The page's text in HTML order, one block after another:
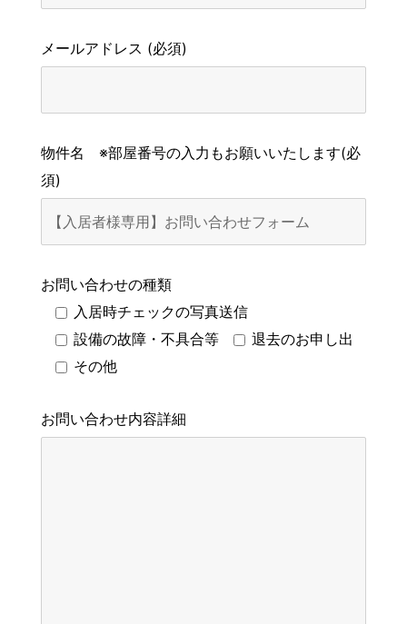
メールアドレス (必須)
物件名 ※部屋番号の入力もお願いいたします(必
須)
お問い合わせの種類
入居時チェックの写真送信
設備の故障・不具合等
退去のお申し出
その他
お問い合わせ内容詳細